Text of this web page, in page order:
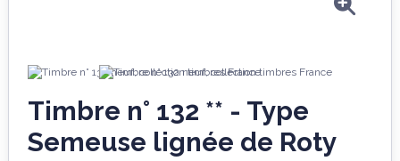
Timbre n° 132 ** - Type
Semeuse lignée de Roty